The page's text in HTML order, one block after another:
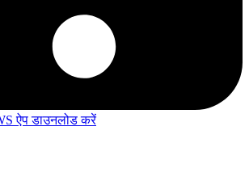
ऐप डाउनलोड करें